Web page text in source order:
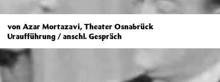
von Azar Mortazavi, Theater Osnabrück
Uraufführung / anschl. Gespräch